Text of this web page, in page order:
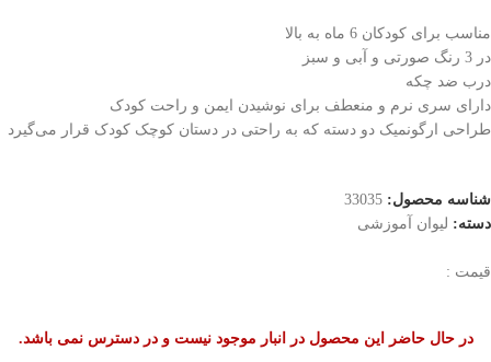
مناسب برای کودکان 6 ماه به بالا
در 3 رنگ صورتی و آبی و سبز
درب ضد چکه
دارای سری نرم و منعطف برای نوشیدن ایمن و راحت کودک
طراحی ارگونمیک دو دسته که به راحتی در دستان کوچک کودک قرار می‌گیرد
شناسه محصول: 33035
دسته: لیوان آموزشی
قیمت :
در حال حاضر این محصول در انبار موجود نیست و در دسترس نمی باشد.